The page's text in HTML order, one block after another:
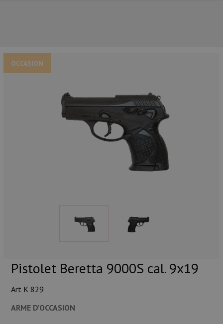
OCCASION
Pistolet Beretta 9000S cal. 9x19
Art K 829
ARME D'OCCASION
Lampes et accessoires